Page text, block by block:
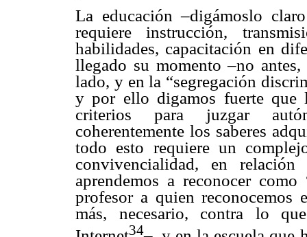
La educación –digámoslo
requiere instrucción,
habilidades, capacitación en
llegado su momento –no
lado, y en la “segregación
y por ello digamos fuerte que
criterios para juzgar
coherentemente los saberes
todo esto requiere un
convivencialidad, en
aprendemos a reconocer
profesor a quien reconocemos
más, necesario, contra lo
34